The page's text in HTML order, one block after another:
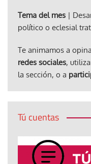
Tema del mes |
político o eclesial
Te animamos a
redes sociales,
la sección, o a
Tú cuentas